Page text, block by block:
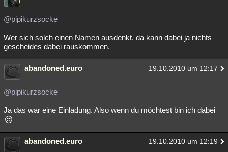
@pipikurzsocke
Wer sich solch einen Namen ausdenkt, da kann dabei ja nichts
gescheides dabei rauskommen.
abandoned.euro 19.10.2010 um 12:17
@pipikurzsocke
Ja das war eine Einladung. Also wenn du möchtest bin ich dabei
abandoned.euro 19.10.2010 um 12:19